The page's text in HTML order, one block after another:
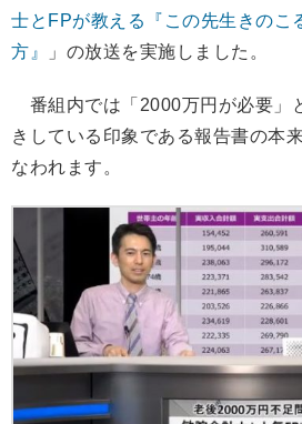
士とFPが教える『この先生きのこ
方』
」の放送を実施しました。
番組内では「2000万円が必要」
きしている印象である報告書の本
なわれます。